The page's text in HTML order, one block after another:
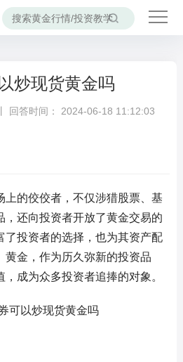
炒现货黄金吗
回答时间： 2024-06-18 11:12:03
上的佼佼者，不仅涉猎股票、基
，还向投资者开放了黄金交易的
了投资者的选择，也为其资产配
黄金，作为历久弥新的投资品
成为众多投资者追捧的对象。